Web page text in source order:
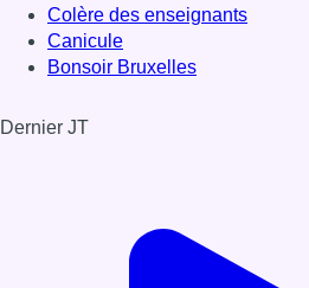
Colère des enseignants
Canicule
Bonsoir Bruxelles
Dernier JT